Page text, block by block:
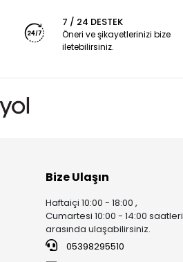
7 / 24 DESTEK
Öneri ve şikayetlerinizi bize
iletebilirsiniz.
Bize Ulaşın
Haftaiçi 10:00 - 18:00 ,
Cumartesi 10:00 - 14:00 saatleri
arasında ulaşabilirsiniz.
05398295510